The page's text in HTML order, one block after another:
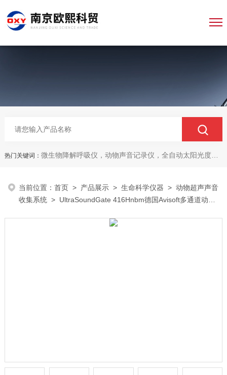
热门关键词： 微生物降解呼吸仪，动物声音记录仪，全自动太阳光度计，牛奶分析仪，牛奶体细胞测定仪，质构仪，高胶强度测定仪
当前位置：首页 > 产品展示 >生命科学仪器 >动物超声声音
收集系统 > UltraSoundGate 416Hnbm德国Avisoft多通道动物